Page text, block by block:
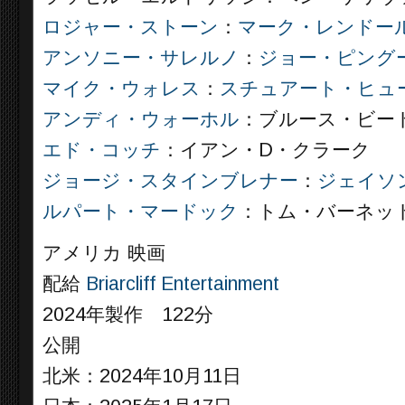
ロジャー・ストーン ： マーク・レンドー
アンソニー・サレルノ ： ジョー・ピング
マイク・ウォレス ： スチュアート・ヒュ
アンディ・ウォーホル ：ブルース・ビー
エド・コッチ ：イアン・D・クラーク
ジョージ・スタインブレナー ： ジェイソ
ルパート・マードック ：トム・バーネッ
アメリカ 映画
配給 Briarcliff Entertainment
2024年製作 122分
公開
北米：2024年10月11日